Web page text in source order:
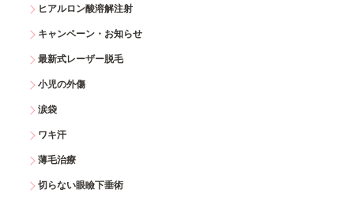
ヒアルロン酸溶解注射
キャンペーン・お知らせ
最新式レーザー脱毛
小児の外傷
涙袋
ワキ汗
薄毛治療
切らない眼瞼下垂術